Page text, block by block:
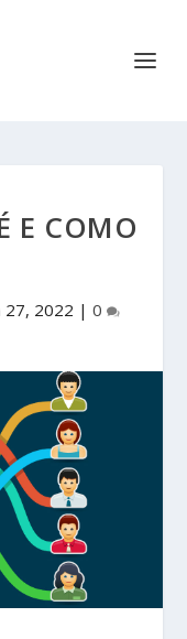
E COMO
27, 2022 | 0